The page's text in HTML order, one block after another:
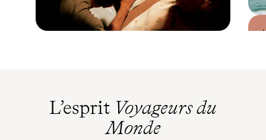
L’esprit Voyageurs du
Monde